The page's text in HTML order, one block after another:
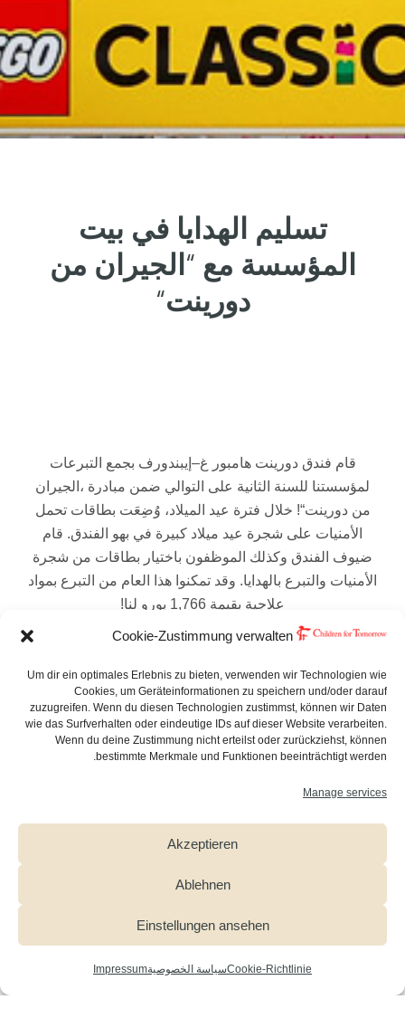
Cookie-Zustimmung verwalten
Um dir ein optimales Erlebnis zu bieten, verwenden wir Technologien wie
Cookies, um Geräteinformationen zu speichern und/oder darauf
zuzugreifen. Wenn du diesen Technologien zustimmst, können wir Daten
wie das Surfverhalten oder eindeutige IDs auf dieser Website verarbeiten.
Wenn du deine Zustimmung nicht erteilst oder zurückziehst, können
bestimmte Merkmale und Funktionen beeinträchtigt werden.
Manage services
Akzeptieren
Ablehnen
Einstellungen ansehen
Cookie-Richtlinieسياسة الخصوصيةImpressum
تسليم الهدايا في بيت
المؤسسة مع “ الجيران من
دورينت“
قام فندق دورينت هامبور غ– إيبندورف بجمع التبرعات
لمؤسستنا للسنة الثانية على التوالي ضمن مبادرة ،الجيران
من دورينت“! خلال فترة عيد الميلاد، وُضِعَت بطاقات تحمل
الأمنيات على شجرة عيد ميلاد كبيرة في بهو الفندق. قام
ضيوف الفندق وكذلك الموظفون باختيار بطاقات من شجرة
الأمنيات والتبرع بالهدايا. وقد تمكنوا هذا العام من التبرع بمواد
علاجية بقيمة يورو لنا!
لقد سعدنا كثيرًا بتسليم الهدايا في بيت المؤسسة
كيرستن بولتس، ومؤسِّستنا شتيفاني غراف!
شكرًا جزيلًا لكم، أيها الجيران الأعزاء من دورينت